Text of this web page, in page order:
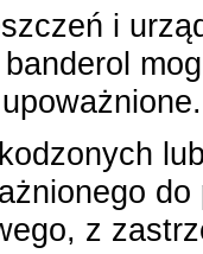
i
z